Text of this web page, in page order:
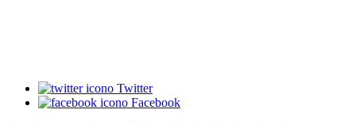
Twitter
Facebook